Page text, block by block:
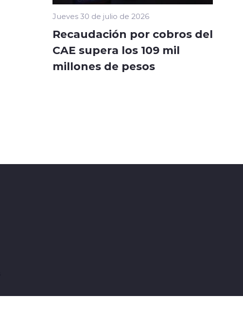
Jueves 30 de julio de 2026
Recaudación por cobros del
CAE supera los 109 mil
millones de pesos